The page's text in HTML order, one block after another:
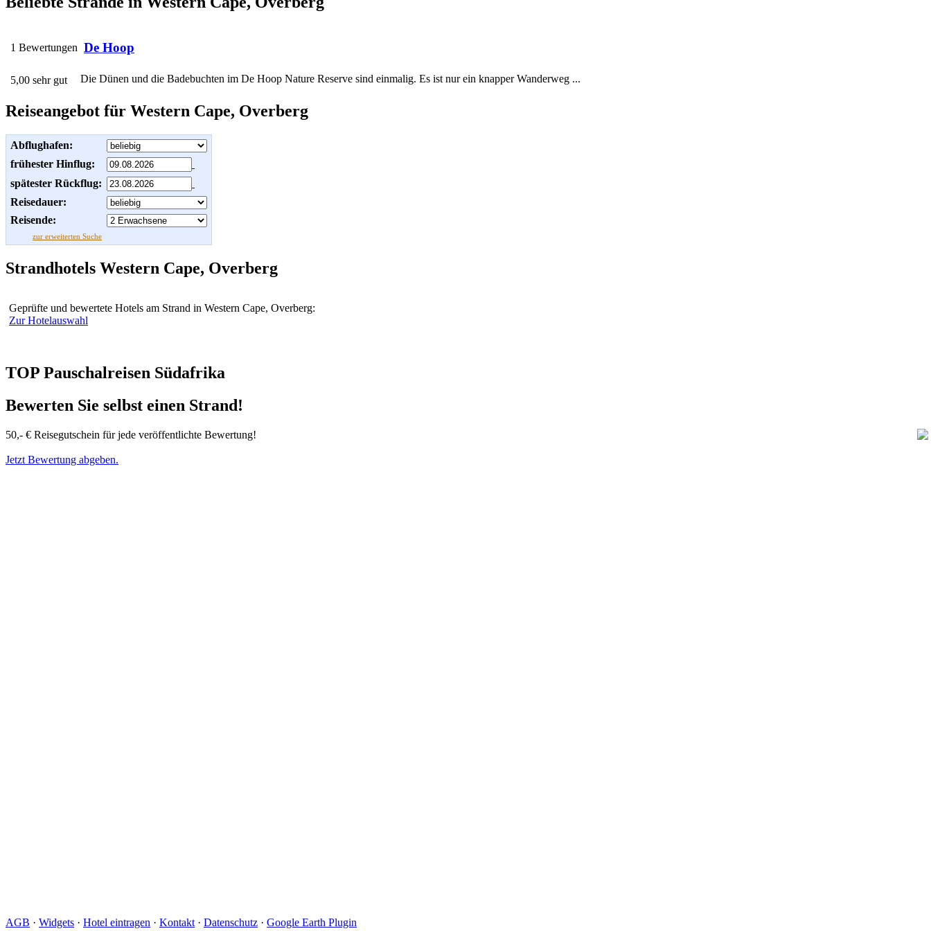
1 Bewertungen De Hoop
Die Dünen und die Badebuchten im De Hoop Nature Reserve sind einmalig. Es ist nur ein knapper Wanderweg ...
5,00 sehr gut
Reiseangebot für Western Cape, Overberg
Abflughafen:
frühester Hinflug:
spätester Rückflug:
Reisedauer:
Reisende:
zur erweiterten Suche
Strandhotels Western Cape, Overberg
Geprüfte und bewertete Hotels am Strand in Western Cape, Overberg:
Zur Hotelauswahl
TOP Pauschalreisen Südafrika
Bewerten Sie selbst einen Strand!
50,- € Reisegutschein für jede veröffentlichte Bewertung!
Jetzt Bewertung abgeben.
AGB · Widgets · Hotel eintragen · Kontakt · Datenschutz · Google Earth Plugin